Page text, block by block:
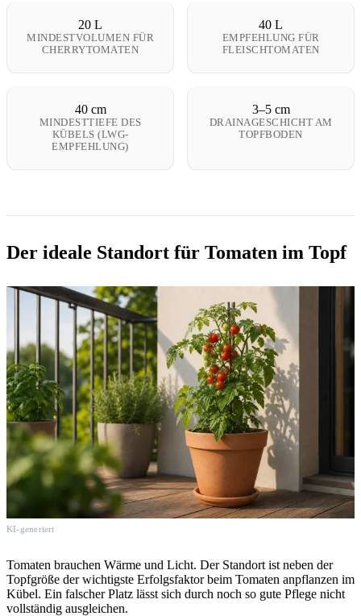
20 L
MINDESTVOLUMEN FÜR
CHERRYTOMATEN
40 L
EMPFEHLUNG FÜR
FLEISCHTOMATEN
40 cm
MINDESTTIEFE DES
KÜBELS (LWG-
EMPFEHLUNG)
3–5 cm
DRAINAGESCHICHT AM
TOPFBODEN
Der ideale Standort für Tomaten im Topf
KI-generiert
Tomaten brauchen Wärme und Licht. Der Standort ist neben der
Topfgröße der wichtigste Erfolgsfaktor beim Tomaten anpflanzen im
Kübel. Ein falscher Platz lässt sich durch noch so gute Pflege nicht
vollständig ausgleichen.